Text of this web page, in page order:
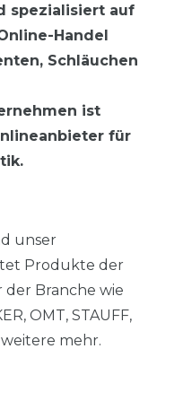
spezialisiert auf
Handel
Schläuchen
ist
für
unser
Produkte der
Branche wie
OMT, STAUFF,
weitere mehr.